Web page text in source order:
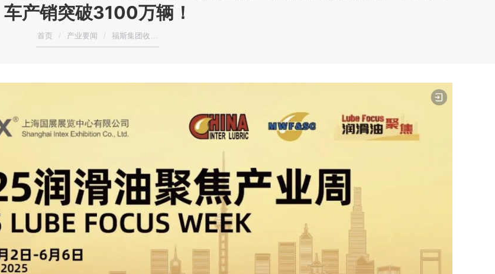
车产销突破3100万辆！
您在这里：
首页 产业要闻 福斯集团收…